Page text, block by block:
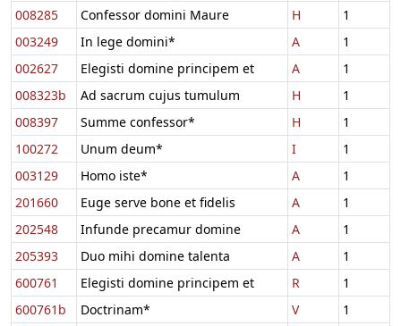
008285
Confessor domini Maure H
1
003249
In lege domini* A
1
002627
Elegisti domine principem et A
1
008323b
Ad sacrum cujus tumulum H
1
008397
Summe confessor* H
1
100272
Unum deum* I
1
003129
Homo iste* A
1
201660
Euge serve bone et fidelis A
1
202548
Infunde precamur domine A
1
205393
Duo mihi domine talenta A
1
600761
Elegisti domine principem et R
1
600761b
Doctrinam* V
1